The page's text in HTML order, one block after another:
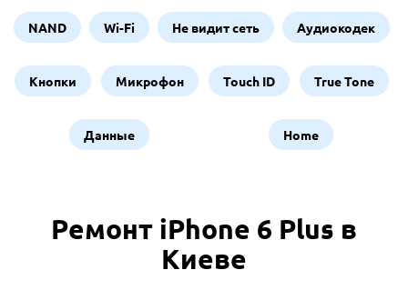
NAND Wi-Fi Не видит сеть Аудиокодек
Кнопки Микрофон Touch ID True Tone
Данные Home
Ремонт iPhone 6 Plus в
Киеве